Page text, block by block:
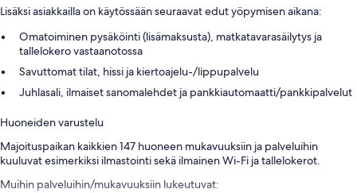
Lisäksi asiakkailla on käytössään seuraavat edut yöpymisen aikana:
Omatoiminen pysäköinti (lisämaksusta), matkatavarasäilytys ja
tallelokero vastaanotossa
Savuttomat tilat, hissi ja kiertoajelu-/lippupalvelu
Juhlasali, ilmaiset sanomalehdet ja pankkiautomaatti/pankkipalvelut
Huoneiden varustelu
Majoituspaikan kaikkien 147 huoneen mukavuuksiin ja palveluihin
kuuluvat esimerkiksi ilmastointi sekä ilmainen Wi-Fi ja tallelokerot.
Muihin palveluihin/mukavuuksiin lukeutuvat: